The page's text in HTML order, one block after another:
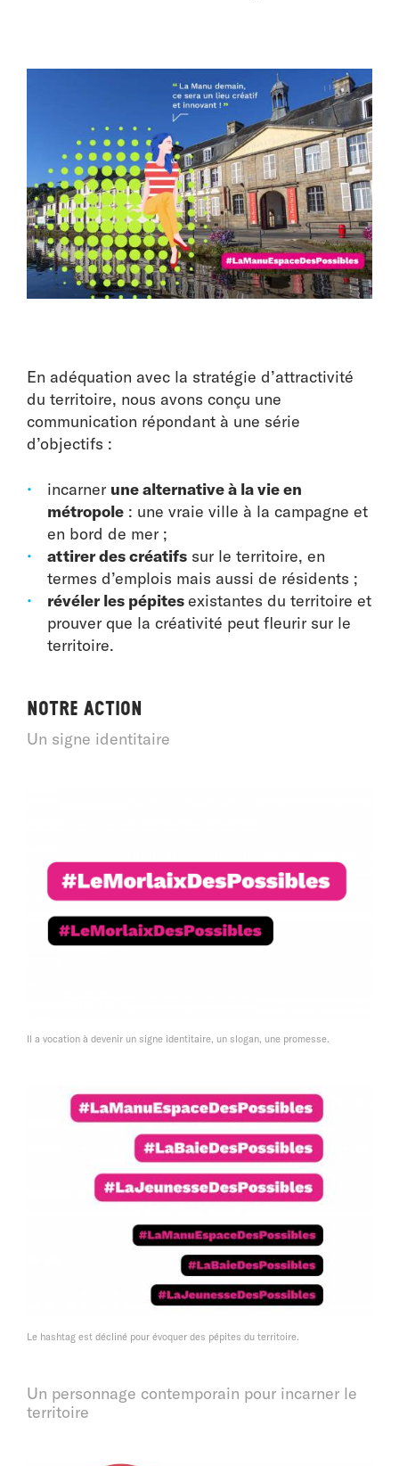
En adéquation avec la stratégie d’attractivité
du territoire, nous avons conçu une
communication répondant à une série
d’objectifs :
incarner une alternative à la vie en
métropole: une vraie ville à la campagne et
en bord de mer ;
attirer des créatifssur le territoire, en
termes d’emplois mais aussi de résidents ;
révéler les pépitesexistantes du territoire et
prouver que la créativité peut fleurir sur le
territoire.
Notre action
Un signe identitaire
Il a vocation à devenir un signe identitaire, un slogan, une promesse.
Le hashtag est décliné pour évoquer des pépites du territoire.
Un personnage contemporain pour incarner le
territoire